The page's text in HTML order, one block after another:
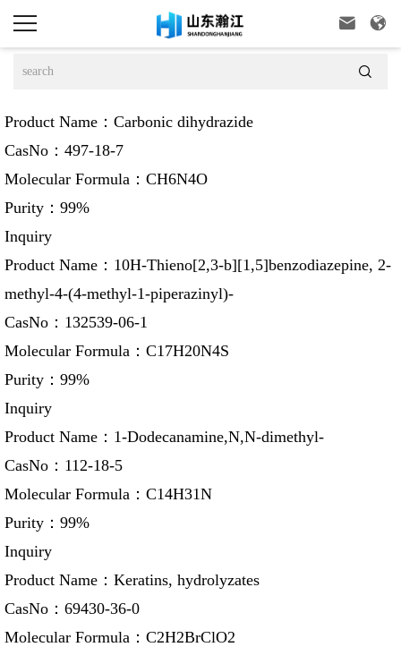
 

Product Name： Carbonic dihydrazide
CasNo： 497-18-7
Molecular Formula： CH6N4O
Purity： 99%
Inquiry
Product Name： 10H-Thieno[2,3-b][1,5]benzodiazepine, 2-
methyl-4-(4-methyl-1-piperazinyl)-
CasNo： 132539-06-1
Molecular Formula： C17H20N4S
Purity： 99%
Inquiry
Product Name： 1-Dodecanamine,N,N-dimethyl-
CasNo： 112-18-5
Molecular Formula： C14H31N
Purity： 99%
Inquiry
Product Name： Keratins, hydrolyzates
CasNo： 69430-36-0
Molecular Formula： C2H2BrClO2